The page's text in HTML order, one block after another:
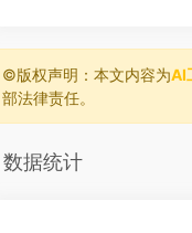
©️版权声明：本文内容为AI
部法律责任。
数据统计